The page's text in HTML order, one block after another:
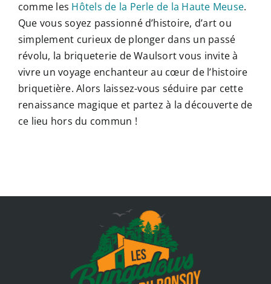
comme les Hôtels de la Perle de la Haute Meuse.
Que vous soyez passionné d’histoire, d’art ou
simplement curieux de plonger dans un passé
révolu, la briqueterie de Waulsort vous invite à
vivre un voyage enchanteur au cœur de l’histoire
briquetière. Alors laissez-vous séduire par cette
renaissance magique et partez à la découverte de
ce lieu hors du commun !